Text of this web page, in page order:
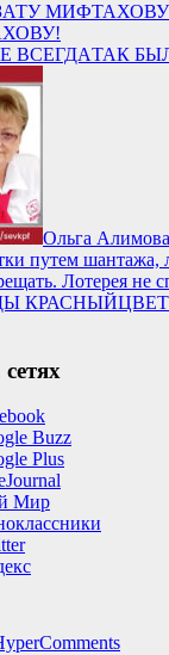
ТАК
Ольга
путем
Лотерея не